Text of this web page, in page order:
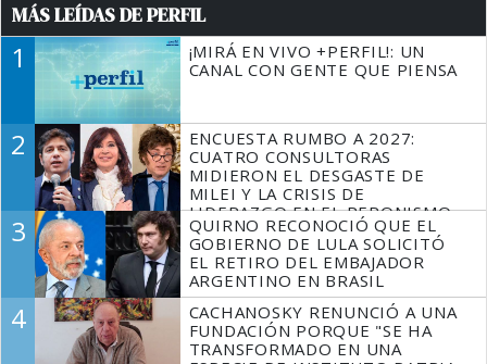
MÁS LEÍDAS DE PERFIL
1
¡MIRÁ EN VIVO +PERFIL!: UN
CANAL CON GENTE QUE PIENSA
2
ENCUESTA RUMBO A 2027:
CUATRO CONSULTORAS
MIDIERON EL DESGASTE DE
MILEI Y LA CRISIS DE
LIDERAZGO EN EL PERONISMO
3
QUIRNO RECONOCIÓ QUE EL
GOBIERNO DE LULA SOLICITÓ
EL RETIRO DEL EMBAJADOR
ARGENTINO EN BRASIL
4
CACHANOSKY RENUNCIÓ A UNA
FUNDACIÓN PORQUE "SE HA
TRANSFORMADO EN UNA